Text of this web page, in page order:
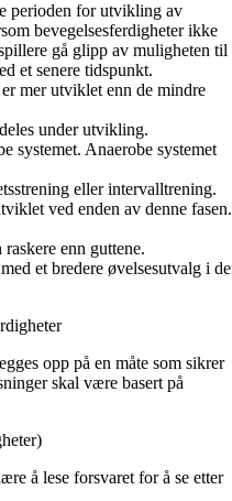
perioden for utvikling av
bevegelsesferdigheter ikke
gå glipp av muligheten til
et senere tidspunkt.
mer utviklet enn de mindre
under utvikling.
systemet. Anaerobe systemet
eller intervalltrening.
ved enden av denne fasen.
enn guttene.
et bredere øvelsesutvalg i
opp på en måte som sikrer
skal være basert på
å lese forsvaret for å se etter